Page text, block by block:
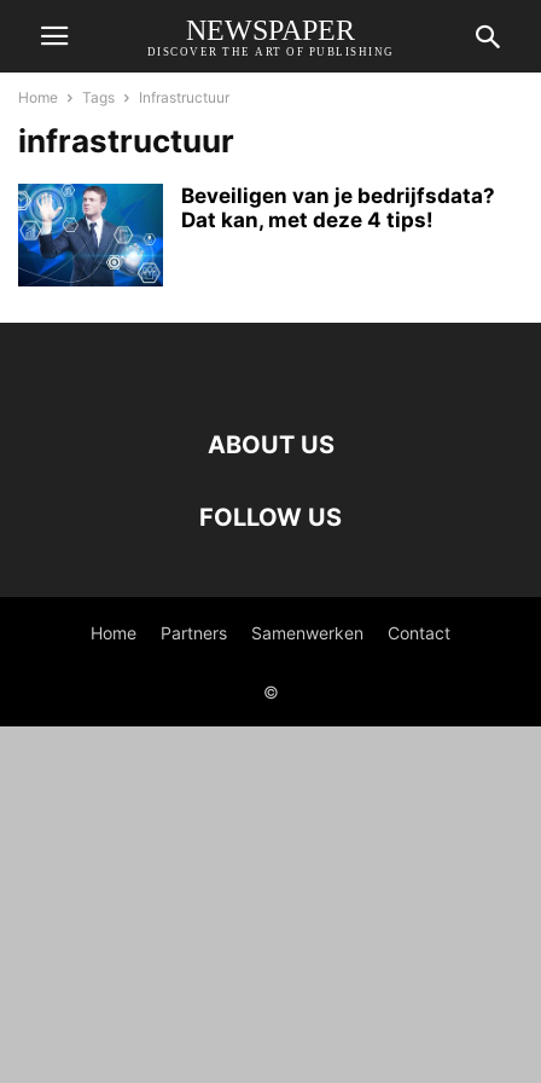
NEWSPAPER
DISCOVER THE ART OF PUBLISHING
Home Tags Infrastructuur
infrastructuur
Beveiligen van je bedrijfsdata?
Dat kan, met deze 4 tips!
ABOUT US
FOLLOW US
Home Partners Samenwerken Contact
©